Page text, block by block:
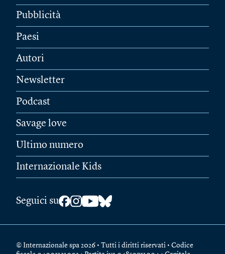
Pubblicità
Paesi
Autori
Newsletter
Podcast
Savage love
Ultimo numero
Internazionale Kids
Seguici su
© Internazionale spa 2026 • Tutti i diritti riservati • Codice